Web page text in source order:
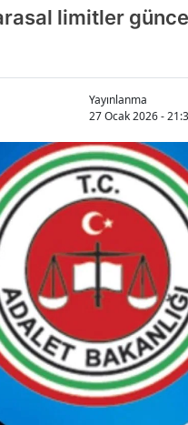
limitler
Yayınlanma
27 Ocak 2026 -